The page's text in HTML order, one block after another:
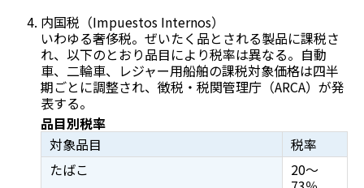
内国税（Impuestos Internos）
いわゆる奢侈税。ぜいたく品とされる製品に課税さ
れ、以下のとおり品目により税率は異なる。自動
車、二輪車、レジャー用船舶の課税対象価格は四半
期ごとに調整され、徴税・税関管理庁（ARCA）が発
表する。
品目別税率
対象品目
税率
たばこ
20～